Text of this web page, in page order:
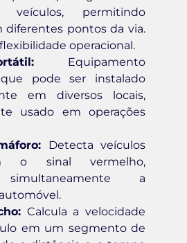
permitindo
diferentes pontos da via.
operacional.
Equipamento
pode ser instalado
em diversos locais,
usado em operações
Detecta veículos
o sinal vermelho,
simultaneamente a
Calcula a velocidade
em um segmento de